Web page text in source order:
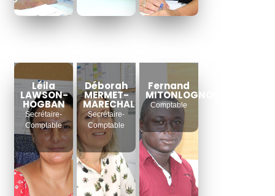
Léila
LAWSON-
HOGBAN
Secrétaire-
Comptable
Déborah
MERMET-
MARECHAL
Secrétaire-
Comptable
Fernand
MITONLOGNON
Comptable